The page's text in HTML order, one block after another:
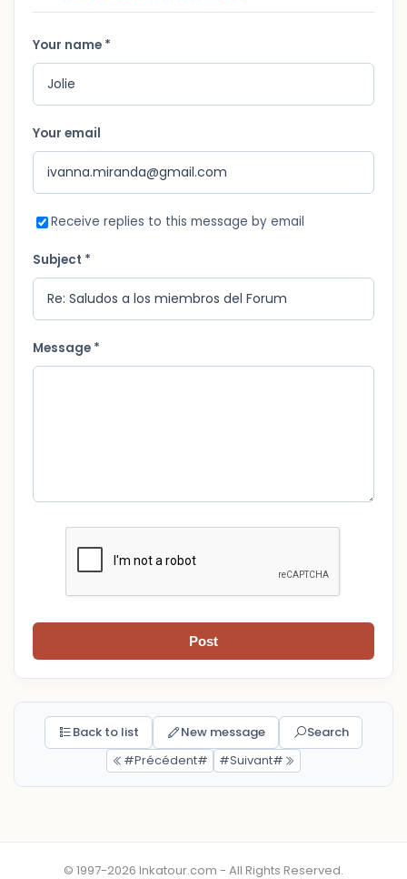
Your name *
Your email
Receive replies to this message by email
Subject *
Message *
Post
Back to list New message
Search
#Précédent#
#Suivant#
© 1997-2026 Inkatour.com - All Rights Reserved.